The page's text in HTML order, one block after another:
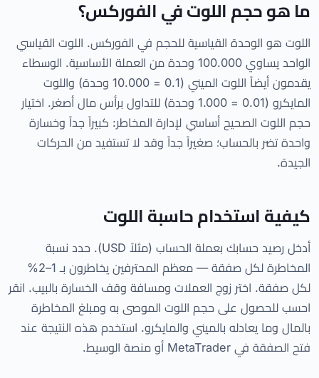
ما هو حجم اللوت في الفوركس؟
اللوت هو الوحدة القياسية للحجم في الفوركس. اللوت القياسي
الواحد يساوي 100.000 وحدة من العملة الأساسية. الوسطاء
يقدمون أيضاً اللوت الميني (0.1 = 10.000 وحدة) واللوت
المايكرو (0.01 = 1.000 وحدة) للتداول برأس مال أصغر. اختيار
حجم اللوت الصحيح أساسي لإدارة المخاطر: كبيراً جداً وخسارة
واحدة تضر بالحساب؛ صغيراً جداً وقد لا تستفيد من الحركات
الجيدة.
كيفية استخدام حاسبة اللوت
أدخل رصيد حسابك بعملة الحساب (مثلاً USD). حدد نسبة
المخاطرة لكل صفقة — معظم المحترفين يخاطرون بـ 1–2%
لكل صفقة. اختر زوج العملات ومسافة وقف الخسارة بالبيب. انقر
احسب للحصول على حجم اللوت الموصى به ومبلغ المخاطرة
بالمال وما يعادله بالميني والمايكرو. استخدم هذه النتيجة عند
فتح الصفقة في MetaTrader أو منصة الوسيط.